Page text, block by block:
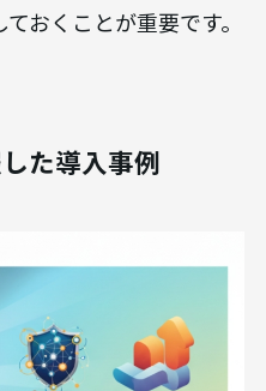
おくことが重要です。
た導入事例